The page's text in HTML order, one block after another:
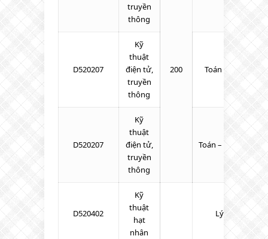
truyền
thông
200
D520207
Kỹ
thuật
điện tử,
truyền
thông
Toán – Lý –
D520207
Kỹ
thuật
điện tử,
truyền
thông
Toán – Tiếng Anh –
D520402
Kỹ
thuật
hạt
nhân
Lý – Toán –